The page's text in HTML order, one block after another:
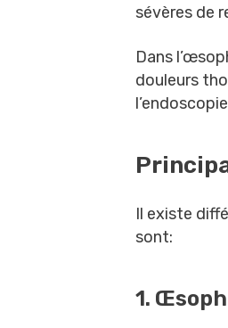
sévères de
Dans
douleurs
Il existe
sont:
1.